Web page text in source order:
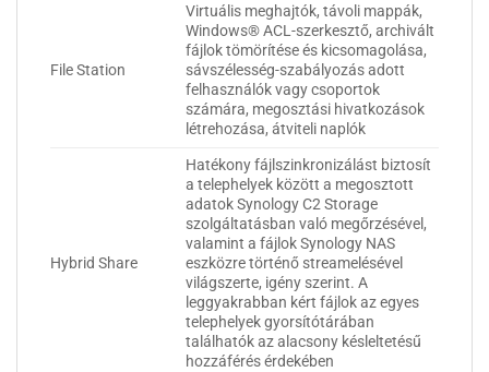
File Station
Virtuális meghajtók, távoli mappák,
Windows® ACL-szerkesztő, archivált
fájlok tömörítése és kicsomagolása,
sávszélesség-szabályozás adott
felhasználók vagy csoportok
számára, megosztási hivatkozások
létrehozása, átviteli naplók
Hybrid Share
Hatékony fájlszinkronizálást biztosít
a telephelyek között a megosztott
adatok Synology C2 Storage
szolgáltatásban való megőrzésével,
valamint a fájlok Synology NAS
eszközre történő streamelésével
világszerte, igény szerint. A
leggyakrabban kért fájlok az egyes
telephelyek gyorsítótárában
találhatók az alacsony késleltetésű
hozzáférés érdekében